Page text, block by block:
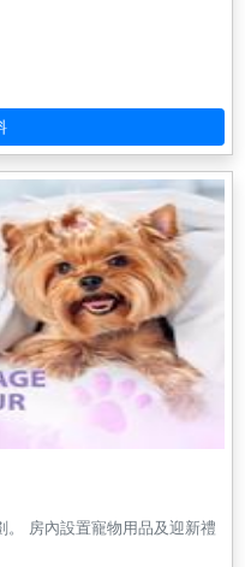
。 房內設置寵物用品及迎新禮